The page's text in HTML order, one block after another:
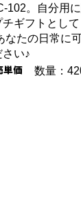
102。自分用
ギフトとし
なたの日常に
い♪
数量：